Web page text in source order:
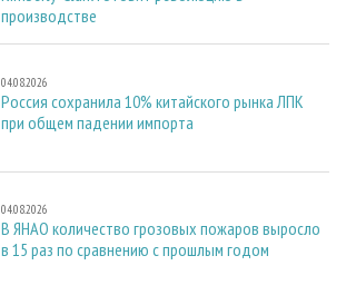
производстве
04.08.2026
Россия сохранила 10% китайского рынка ЛПК
при общем падении импорта
04.08.2026
В ЯНАО количество грозовых пожаров выросло
в 15 раз по сравнению с прошлым годом